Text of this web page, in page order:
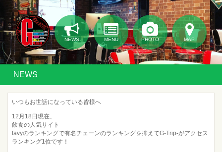
NEWS MENU PHOTO MAP
NEWS
いつもお世話になっている皆様へ
12月18日現在、
飲食の人気サイト
favyのランキングで有名チェーンのランキングを抑えてG-Trip-がアクセス
ランキング1位です！